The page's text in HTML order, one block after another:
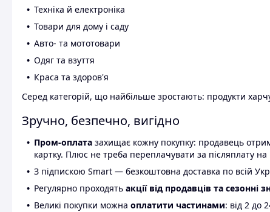
Техніка й електроніка
Товари для дому і саду
Авто- та мототовари
Одяг та взуття
Краса та здоров'я
Серед категорій, що найбільше зростають: продукти
Зручно, безпечно, вигідно
Пром-оплата захищає кожну покупку: продавець
картку. Плюс не треба переплачувати за післяплату на
З підпискою Smart — безкоштовна доставка по всій
Регулярно проходять акції від продавців та сезонні
Великі покупки можна оплатити частинами: від 2 до